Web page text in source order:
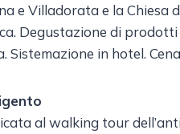
e Villadorata e la Chiesa
Degustazione di
Sistemazione in hotel.
al walking tour